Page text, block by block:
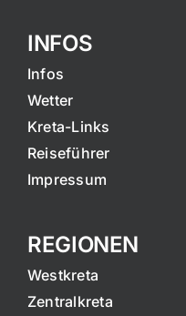
INFOS
Infos
Wetter
Kreta-Links
Reiseführer
Impressum
REGIONEN
Westkreta
Zentralkreta